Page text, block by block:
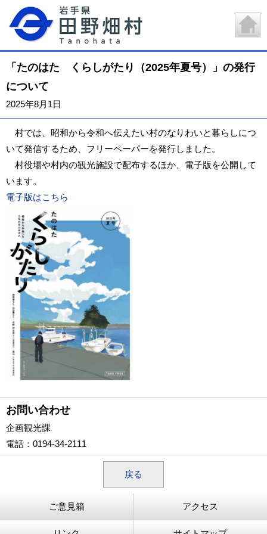
「たのはた くらしがたり（2025年夏号）」の発行
について
2025年8月1日
村では、昭和から令和へ伝えたい村のなりわいと暮らしにつ
いて発信するため、フリーペーパーを発行しました。
村役場や村内の観光施設で配布するほか、電子版を公開して
います。
電子版はこちら
お問い合わせ
企画観光課
電話 ：0194-34-2111
戻る
ご意見箱 アクセス